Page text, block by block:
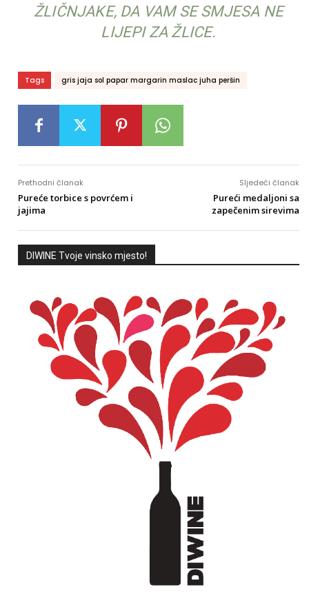
ŽLIČNJAKE, DA VAM SE SMJESA NE
LIJEPI ZA ŽLICE.
Tags gris jaja sol papar margarin maslac juha peršin
Prethodni članak
Pureće torbice s povrćem i
jajima
Sljedeći članak
Pureći medaljoni sa
zapečenim sirevima
DIWINE Tvoje vinsko mjesto!